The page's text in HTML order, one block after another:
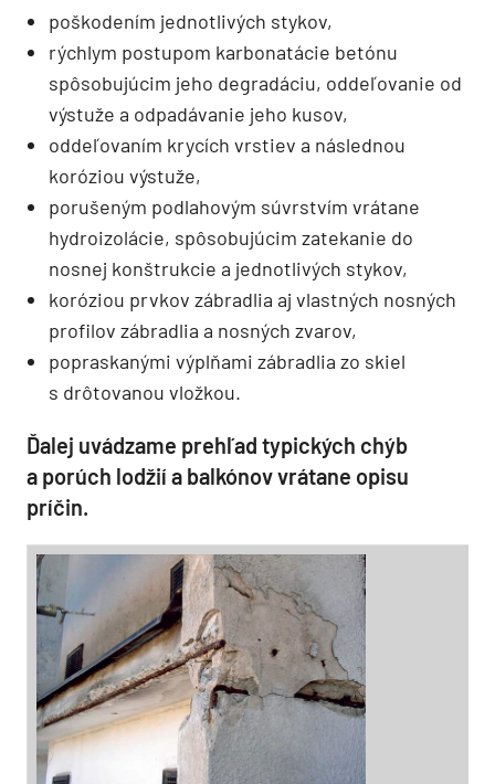
poškodením jednotlivých stykov,
rýchlym postupom karbonatácie betónu
spôsobujúcim jeho degradáciu, oddeľovanie od
výstuže a odpadávanie jeho kusov,
oddeľovaním krycích vrstiev a následnou
koróziou výstuže,
porušeným podlahovým súvrstvím vrátane
hydroizolácie, spôsobujúcim zatekanie do
nosnej konštrukcie a jednotlivých stykov,
koróziou prvkov zábradlia aj vlastných nosných
profilov zábradlia a nosných zvarov,
popraskanými výplňami zábradlia zo skiel
s drôtovanou vložkou.
Ďalej uvádzame prehľad typických chýb
a porúch lodžií a balkónov vrátane opisu
príčin.